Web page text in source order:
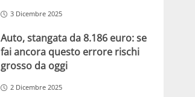
3 Dicembre 2025
Auto, stangata da 8.186 euro: se
fai ancora questo errore rischi
grosso da oggi
2 Dicembre 2025